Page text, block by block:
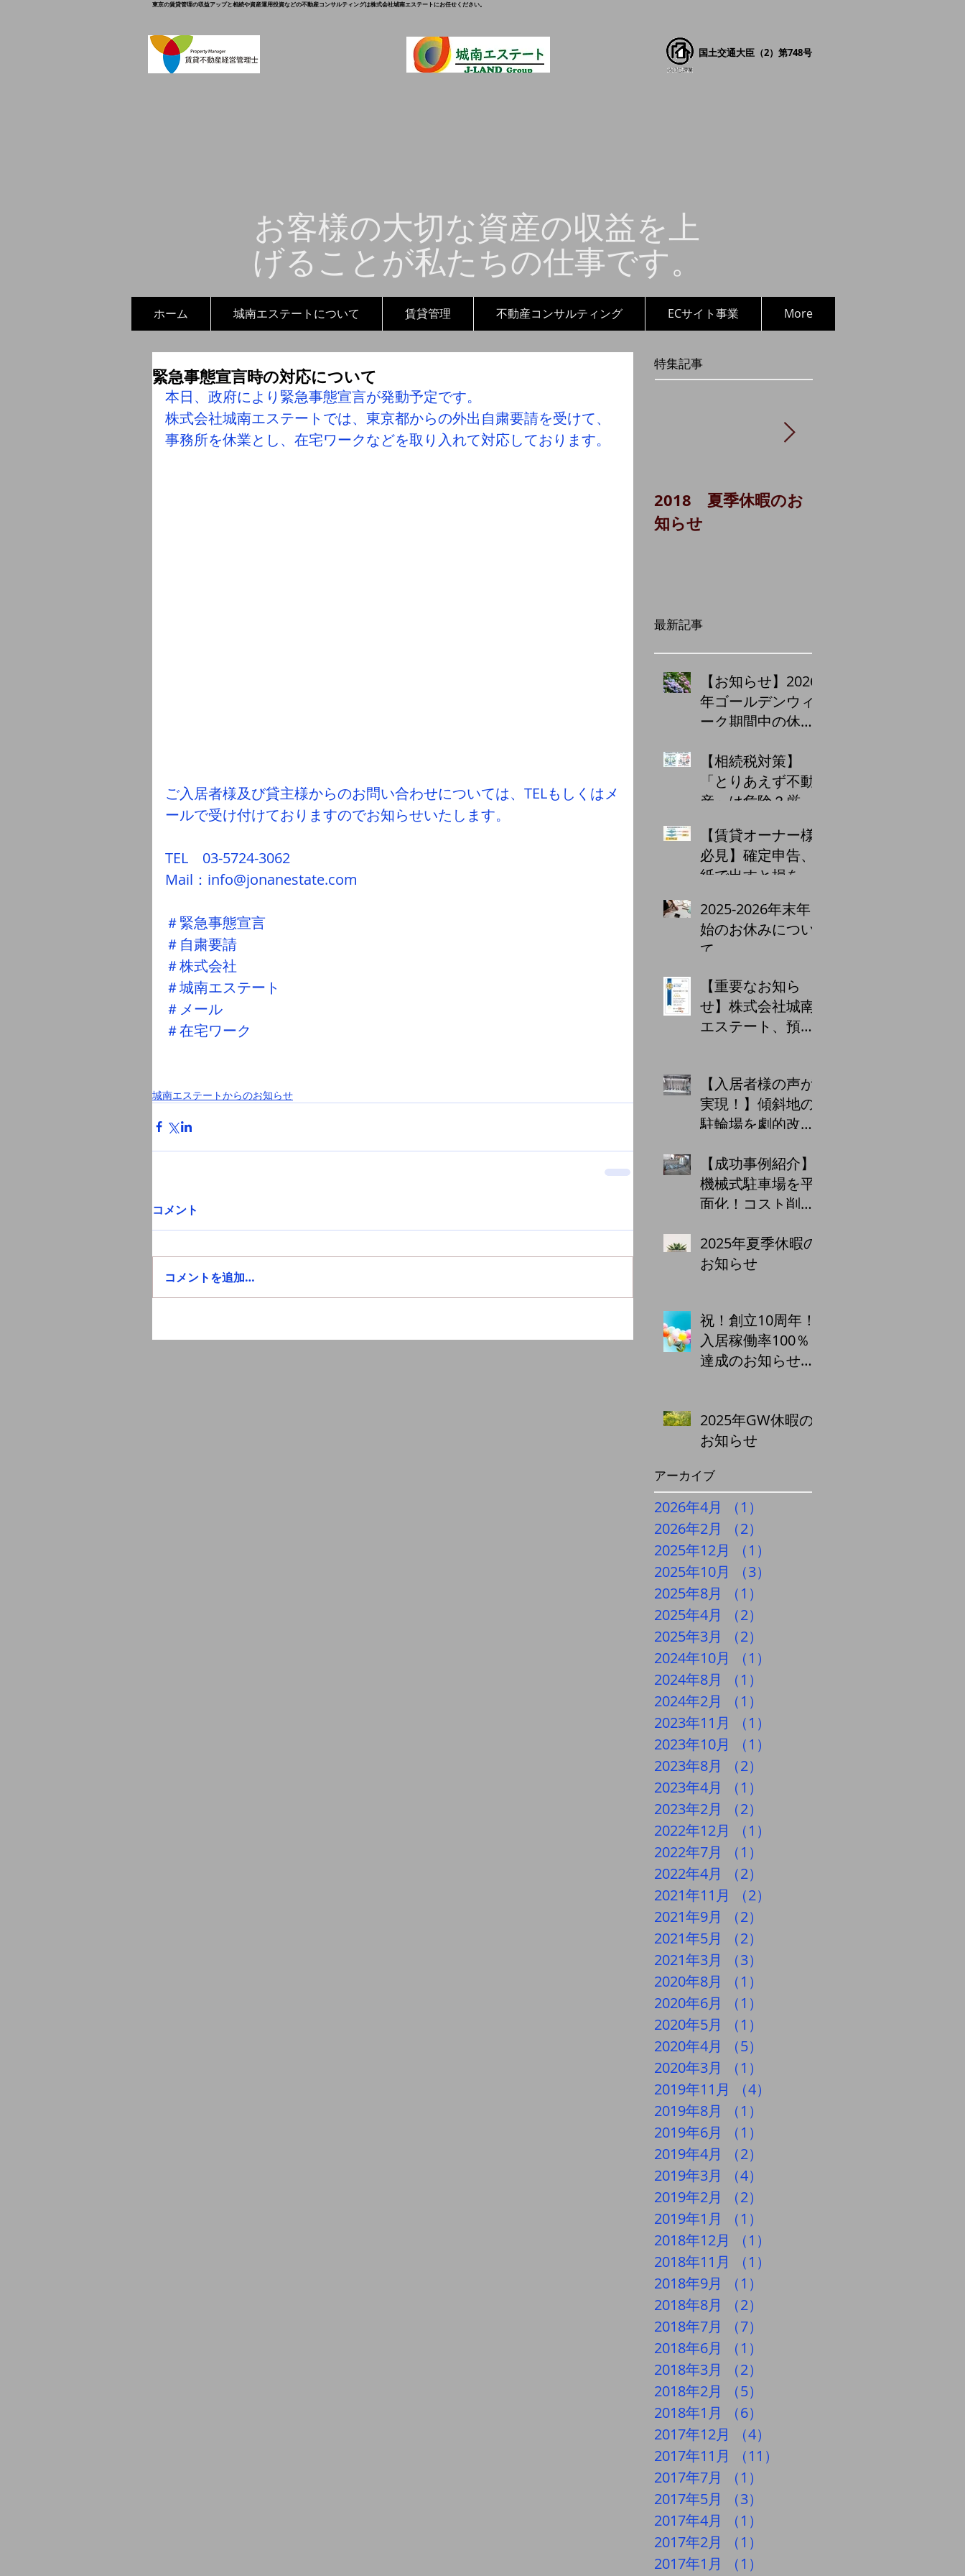
東京の賃貸管理の収益アップと相続や資産運用投資などの不動産コンサルティングは株式会社城南エステートにお任せください。
お客様の大切な資産の収益を上
げることが私たちの仕事です。
国土交通大臣（2）第748号
ホーム 城南エステートについて 賃貸管理 不動産コンサルティング ECサイト事業 More
緊急事態宣言時の対応について
本日、政府により緊急事態宣言が発動予定です。
株式会社城南エステートでは、東京都からの外出自粛要請を受けて、
事務所を休業とし、在宅ワークなどを取り入れて対応しております。
ご入居者様及び貸主様からのお問い合わせについては、TELもしくはメ
ールで受け付けておりますのでお知らせいたします。
TEL　03-5724-3062
Mail：info@jonanestate.com
＃緊急事態宣言
＃自粛要請
＃株式会社
＃城南エステート
＃メール
＃在宅ワーク
城南エステートからのお知らせ
コメント
コメントを追加…
特集記事
2018 夏季休暇のお
知らせ
最新記事
【お知らせ】2026
年ゴールデンウィ
ーク期間中の休業
【相続税対策】
「とりあえず不動
産」は危険？厳格
口化商品・収益物
件購入の注意点
【賃貸オーナー様
必見】確定申告、
紙で出すと損をす
万円控除の落とし
穴
2025-2026年末年
始のお休みについ
て
【重要なお知ら
せ】株式会社城南
エステート、預か
了！お客様への
「あんしん」をこ
れからも
【入居者様の声が
実現！】傾斜地の
駐輪場を劇的改
駐輪ラックを設置
しました！
【成功事例紹介】
機械式駐車場を平
面化！コスト削減
賃料アップを実
現！
2025年夏季休暇の
お知らせ
祝！創立10周年！
入居稼働率100％
達成のお知らせ
2025年GW休暇の
お知らせ
アーカイブ
2026年4月 （1）
2026年2月
（2）
2025年12月
（1）
2025年10月
（3）
2025年8月
（1）
2025年4月
（2）
2025年3月
（2）
2024年10月
（1）
2024年8月
（1）
2024年2月
（1）
2023年11月
（1）
2023年10月
（1）
2023年8月
（2）
2023年4月
（1）
2023年2月
（2）
2022年12月
（1）
2022年7月
（1）
2022年4月
（2）
2021年11月
（2）
2021年9月
（2）
2021年5月
（2）
2021年3月
（3）
2020年8月
（1）
2020年6月
（1）
2020年5月
（1）
2020年4月
（5）
2020年3月
（1）
2019年11月
（4）
2019年8月
（1）
2019年6月
（1）
2019年4月
（2）
2019年3月
（4）
2019年2月
（2）
2019年1月
（1）
2018年12月
（1）
2018年11月
（1）
2018年9月
（1）
2018年8月
（2）
2018年7月
（7）
2018年6月
（1）
2018年3月
（2）
2018年2月
（5）
2018年1月
（6）
2017年12月
（4）
2017年11月
（11）
2017年7月
（1）
2017年5月
（3）
2017年4月
（1）
2017年2月
（1）
2017年1月
（1）